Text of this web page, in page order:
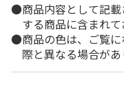
商品内容として記
する商品に含まれて
商品の色は、ご覧
際と異なる場合があ